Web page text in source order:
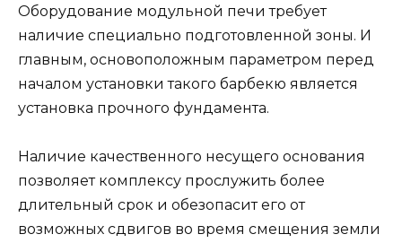
Оборудование модульной печи требует
наличие специально подготовленной зоны. И
главным, основоположным параметром перед
началом установки такого барбекю является
установка прочного фундамента.
Наличие качественного несущего основания
позволяет комплексу прослужить более
длительный срок и обезопасит его от
возможных сдвигов во время смещения земли